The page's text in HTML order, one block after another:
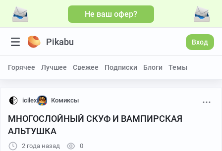
Не ваш офер?
Pikabu Вход
Горячее Лучшее Свежее Подписки Блоги Темы
icilex Комиксы
МНОГОСЛОЙНЫЙ СКУФ И ВАМПИРСКАЯ
АЛЬТУШКА
2 года назад 0